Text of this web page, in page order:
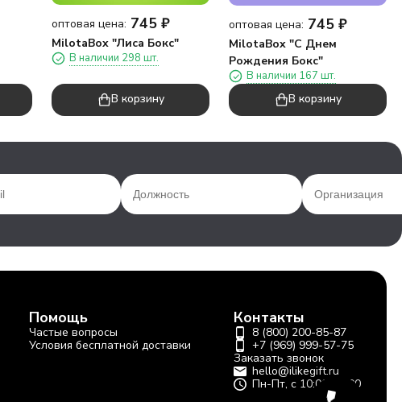
оптовая цена: 745 ₽
MilotaBox "Лиса Бокс"
В наличии 298 шт.
В корзину
оптовая цена: 745 ₽
MilotaBox "С Днем
Рождения Бокс"
В наличии 167 шт.
В корзину
Помощь
Частые вопросы
Условия бесплатной доставки
Контакты
8 (800) 200-85-87
+7 (969) 999-57-75
Заказать звонок
hello@ilikegift.ru
Пн-Пт, с 10:00-19:00